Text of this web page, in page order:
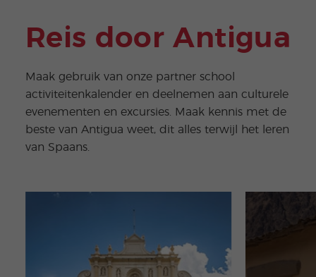
Reis door Antigua
Maak gebruik van onze partner school
activiteitenkalender en deelnemen aan culturele
evenementen en excursies. Maak kennis met de
beste van Antigua weet, dit alles terwijl het leren
van Spaans.